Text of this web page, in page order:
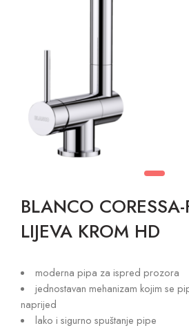
BLANCO CORESSA-
LIJEVA KROM HD
moderna pipa za ispred prozora
jednostavan mehanizam kojim se
naprijed
lako i sigurno spuštanje pipe